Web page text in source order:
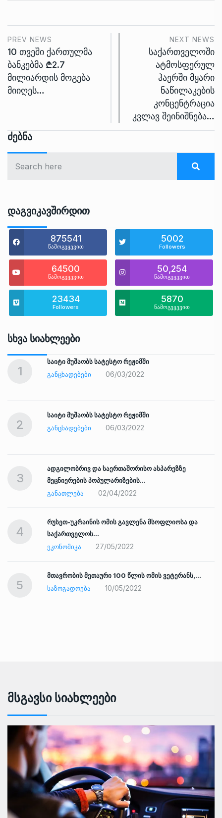
PREV NEWS
10 თვეში ქართულმა
ბანკებმა ₾2.7
მილიარდის მოგება
მიიღეს…
NEXT NEWS
საქართველოში
ატმოსფერულ
ჰაერში მყარი
ნაწილაკების
კონცენტრაცია
კვლავ შეინიშნება…
Ძებნა
Დაგვიკავშირდით
875541
წამოგვყევით
5002
Followers
64500
წამოგვყევით
50,254
წამოგვყევით
23434
Followers
5870
წამოგვყევით
Სხვა Სიახლეები
1
საიტი მუშაობს სატესტო რეჟიმში
ᲒᲐᲜᲪᲮᲐᲓᲔᲑᲔᲑᲘ
06/03/2022
2
საიტი მუშაობს სატესტო რეჟიმში
ᲒᲐᲜᲪᲮᲐᲓᲔᲑᲔᲑᲘ
06/03/2022
3
ადგილობრივ და საერთაშორისო ასპარეზზე
მეცნიერების პოპულარიზების…
ᲒᲐᲜᲐᲗᲚᲔᲑᲐ
02/04/2022
4
რუსეთ-უკრაინის ომის გავლენა მსოფლიოსა და
საქართველოს…
ᲔᲙᲝᲜᲝᲛᲘᲙᲐ
27/05/2022
5
მთავრობის მეთაური 100 წლის ომის ვეტერანს,…
ᲡᲐᲖᲝᲒᲐᲓᲝᲔᲑᲐ
10/05/2022
Მსგავსი Სიახლეები